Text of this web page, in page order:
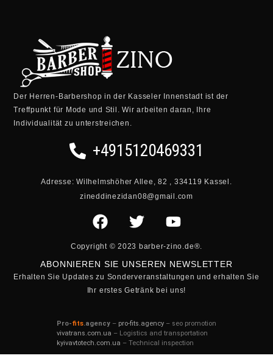
Der Herren-Barbershop in der Kasseler Innenstadt ist der
Treffpunkt für Mode und Stil. Wir arbeiten daran, Ihre
Individualität zu unterstreichen.
+4915120469331
Adresse: Wilhelmshöher Allee, 82 , 334119 Kassel.
zineddinezidan08@gmail.com
Copyright © 2023 barber-zino.de®.
ABONNIEREN SIE UNSEREN NEWSLETTER
Erhalten Sie Updates zu Sonderveranstaltungen und erhalten Sie
Ihr erstes Getränk bei uns!
Pro-fits.agency – pro-fits.agency – seo promotion
vivatrans.com.ua – Logistics and transportation
kyivavtotech.com.ua – Technical inspection